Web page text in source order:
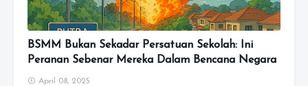
BSMM Bukan Sekadar Persatuan Sekolah: Ini
Peranan Sebenar Mereka Dalam Bencana Negara
April 08, 2025